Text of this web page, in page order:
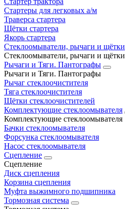
Стартеры для легковых а/м
Траверса стартера
Щётки стартера
Якорь стартера
Стеклоомыватели, рычаги и щётки
Стеклоомыватели, рычаги и щётки
Рычаги и Тяги. Пантографы
Рычаги и Тяги. Пантографы
Рычаг стеклоочистителя
Тяга стеклоочистителя
Щётки стеклоочистителей
Комплектующие стеклоомывателя
Комплектующие стеклоомывателя
Бачки стеклоомывателя
Форсунка стеклоомывателя
Насос стеклоомывателя
Сцепление
Сцепление
Диск сцепления
Корзина сцепления
Муфта выжимного подшипника
Тормозная система